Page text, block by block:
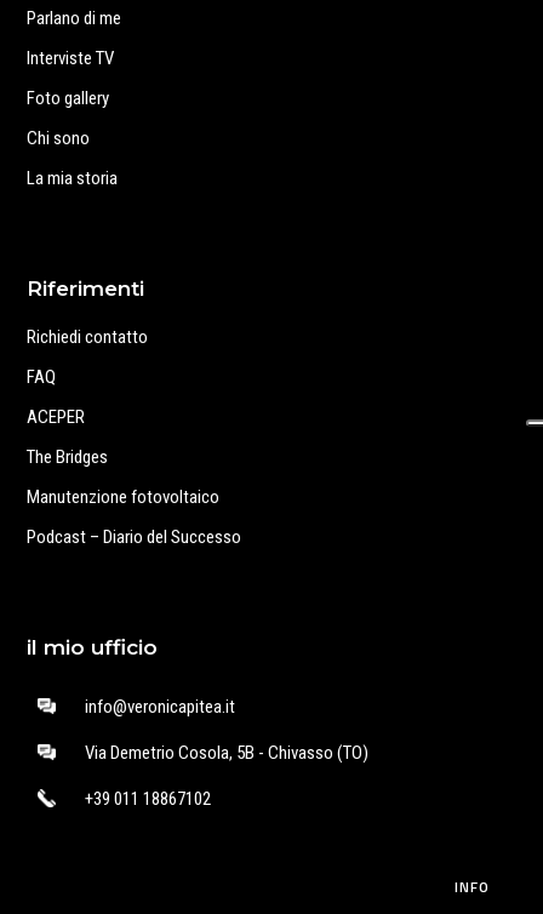
Parlano di me
Interviste TV
Foto gallery
Chi sono
La mia storia
Riferimenti
Richiedi contatto
FAQ
ACEPER
The Bridges
Manutenzione fotovoltaico
Podcast – Diario del Successo
il mio ufficio
info@veronicapitea.it
Via Demetrio Cosola, 5B - Chivasso (TO)
+39 011 18867102
INFO